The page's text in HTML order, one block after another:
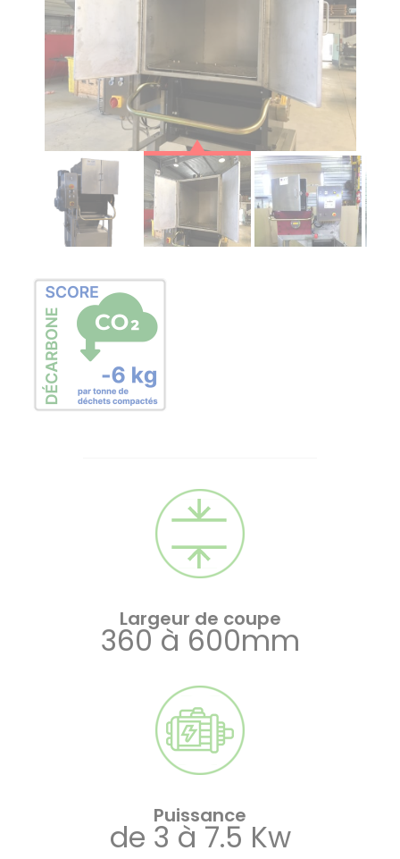
Largeur de coupe
360 à 600mm
Puissance
de 3 à 7.5 Kw